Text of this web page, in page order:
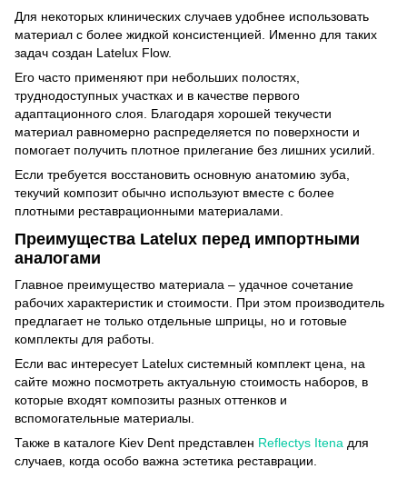
Для некоторых клинических случаев удобнее использовать
материал с более жидкой консистенцией. Именно для таких
задач создан Latelux Flow.
Его часто применяют при небольших полостях,
труднодоступных участках и в качестве первого
адаптационного слоя. Благодаря хорошей текучести
материал равномерно распределяется по поверхности и
помогает получить плотное прилегание без лишних усилий.
Если требуется восстановить основную анатомию зуба,
текучий композит обычно используют вместе с более
плотными реставрационными материалами.
Преимущества Latelux перед импортными
аналогами
Главное преимущество материала – удачное сочетание
рабочих характеристик и стоимости. При этом производитель
предлагает не только отдельные шприцы, но и готовые
комплекты для работы.
Если вас интересует Latelux системный комплект цена, на
сайте можно посмотреть актуальную стоимость наборов, в
которые входят композиты разных оттенков и
вспомогательные материалы.
Также в каталоге Kiev Dent представлен Reflectys Itena для
случаев, когда особо важна эстетика реставрации.